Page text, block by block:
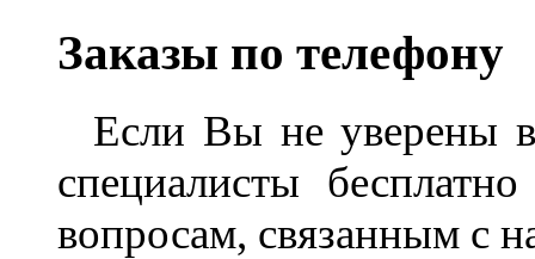
Заказы по телефону
Если Вы не уверены
специалисты
вопросам, связанным с